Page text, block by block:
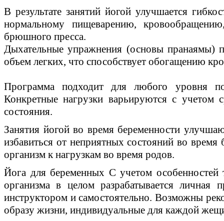
В результате занятий йогой улучшается
нормальному пищеварению,
брюшного пресса.
Дыхательные упражнения (основы пранаямы)
объем легких, что способствует обогащению
Программа подходит для любого уровня
Конкретные нагрузки варьируются с учетом
состояния.
Занятия йогой во время беременности
избавиться от неприятных состояний во
организм к нагрузкам во время родов.
Йога для беременных С учетом особенностей
организма в целом разрабатывается личная
инструктором и самостоятельно. Возможны
образу жизни, индивидуальные для каждой